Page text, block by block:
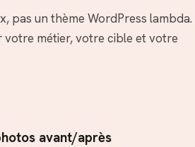
pas un thème WordPress lambda.
votre métier, votre cible et votre
avant/après